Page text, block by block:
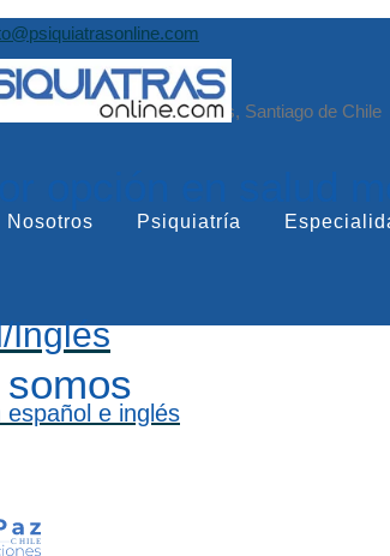
Sur 79, of. 407, Las Condes, Santiago de Chile
opción en salud
Inglés
español e inglés
Nosotros Psiquiatría